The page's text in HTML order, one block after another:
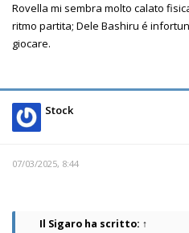
Rovella mi sembra molto calato
ritmo partita; Dele Bashiru é
giocare.
Stock
07/03/2025, 8:44
Il Sigaro ha scritto: ↑